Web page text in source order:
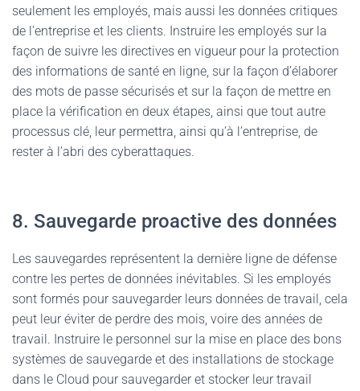
seulement les employés, mais aussi les données critiques
de l’entreprise et les clients. Instruire les employés sur la
façon de suivre les directives en vigueur pour la protection
des informations de santé en ligne, sur la façon d’élaborer
des mots de passe sécurisés et sur la façon de mettre en
place la vérification en deux étapes, ainsi que tout autre
processus clé, leur permettra, ainsi qu’à l’entreprise, de
rester à l’abri des cyberattaques.
8. Sauvegarde proactive des données
Les sauvegardes représentent la dernière ligne de défense
contre les pertes de données inévitables. Si les employés
sont formés pour sauvegarder leurs données de travail, cela
peut leur éviter de perdre des mois, voire des années de
travail. Instruire le personnel sur la mise en place des bons
systèmes de sauvegarde et des installations de stockage
dans le Cloud pour sauvegarder et stocker leur travail